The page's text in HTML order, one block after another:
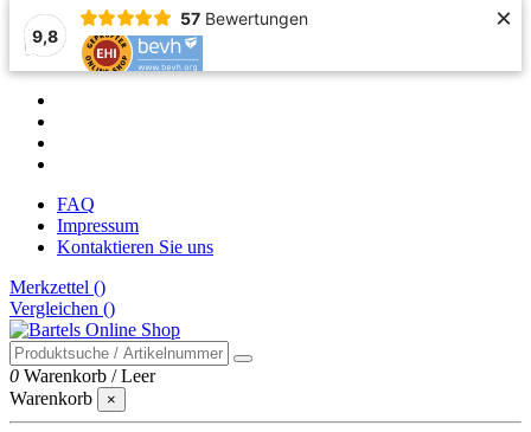
9,8
57 Bewertungen ×
FAQ
Impressum
Kontaktieren Sie uns
Merkzettel ()
Vergleichen ()
0 Warenkorb /Leer
Warenkorb
×